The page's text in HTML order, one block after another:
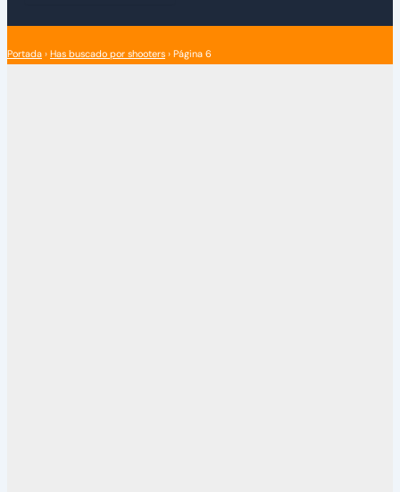
Portada › Has buscado por shooters › Página 6